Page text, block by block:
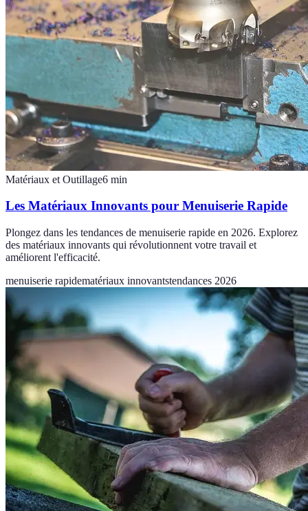
Matériaux et Outillage6 min
Les Matériaux Innovants pour Menuiserie Rapide
Plongez dans les tendances de menuiserie rapide en 2026. Explorez
des matériaux innovants qui révolutionnent votre travail et
améliorent l'efficacité.
menuiserie rapidematériaux innovantstendances 2026